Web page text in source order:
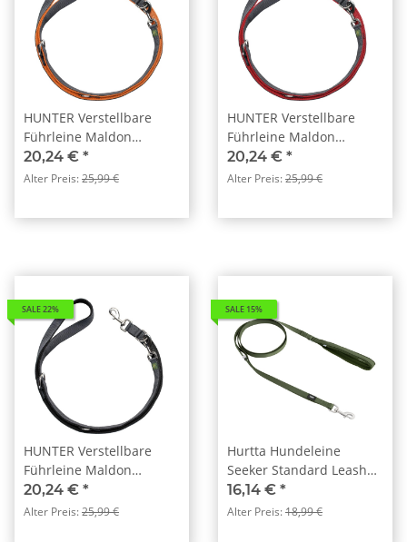
HUNTER Verstellbare
Führleine Maldon
Orange/Grau
20,24 € *
Alter Preis:25,99 €
HUNTER Verstellbare
Führleine Maldon
Rot/Grau
20,24 € *
Alter Preis:25,99 €
SALE 22%
HUNTER Verstellbare
Führleine Maldon
Schwarz/Grau
20,24 € *
Alter Preis:25,99 €
SALE 15%
Hurtta Hundeleine
Seeker Standard Leash
forest
16,14 € *
Alter Preis:18,99 €